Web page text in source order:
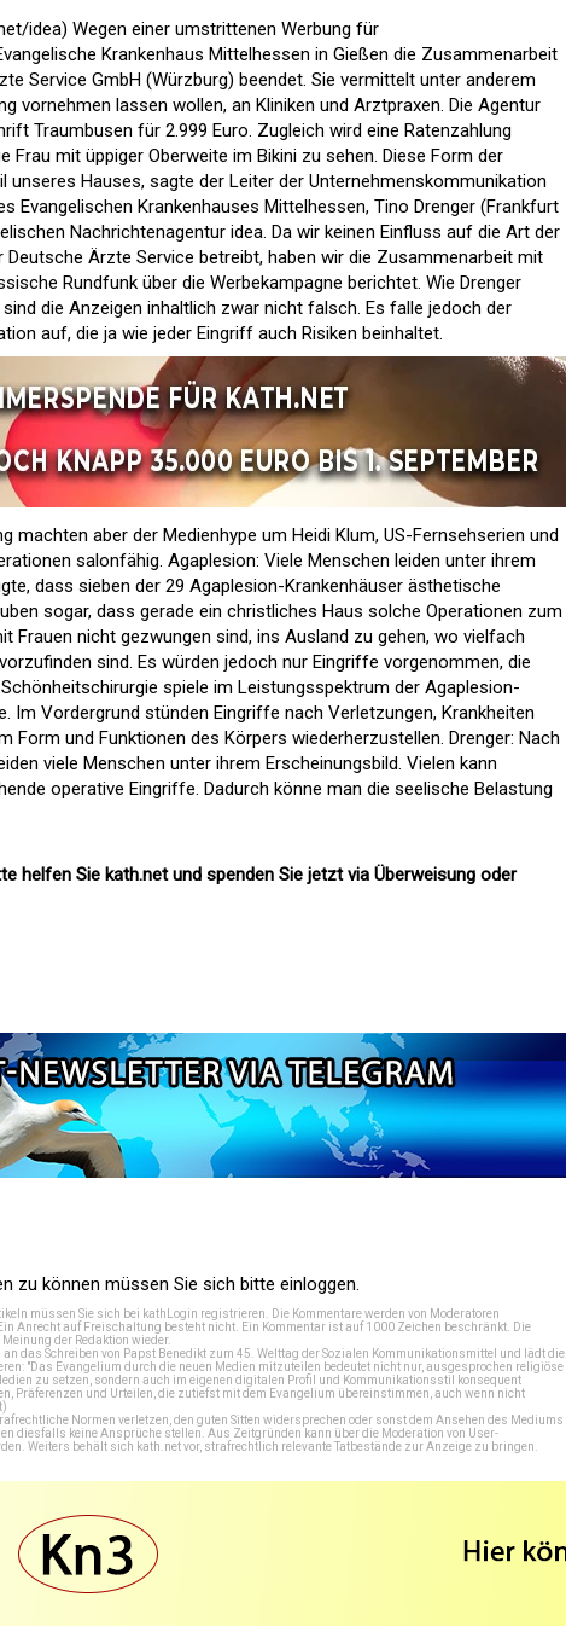
idea) Wegen einer umstrittenen Werbung für
Krankenhaus Mittelhessen in Gießen die Zusammenarbeit
Service GmbH (Würzburg) beendet. Sie vermittelt unter anderem
vornehmen lassen wollen, an Kliniken und Arztpraxen. Die Agentur
Traumbusen für 2.999 Euro. Zugleich wird eine Ratenzahlung
Frau mit üppiger Oberweite im Bikini zu sehen. Diese Form der
Hauses, sagte der Leiter der Unternehmenskommunikation
Evangelischen Krankenhauses Mittelhessen, Tino Drenger (Frankfurt
Nachrichtenagentur idea. Da wir keinen Einfluss auf die Art der
Deutsche Ärzte Service betreibt, haben wir die Zusammenarbeit mit
Rundfunk über die Werbekampagne berichtet. Wie Drenger
die Anzeigen inhaltlich zwar nicht falsch. Es falle jedoch der
auf, die ja wie jeder Eingriff auch Risiken beinhaltet.
aber der Medienhype um Heidi Klum, US-Fernsehserien und
salonfähig. Agaplesion: Viele Menschen leiden unter ihrem
dass sieben der 29 Agaplesion-Krankenhäuser ästhetische
sogar, dass gerade ein christliches Haus solche Operationen zum
Frauen nicht gezwungen sind, ins Ausland zu gehen, wo vielfach
sind. Es würden jedoch nur Eingriffe vorgenommen, die
spiele im Leistungsspektrum der Agaplesion-
Im Vordergrund stünden Eingriffe nach Verletzungen, Krankheiten
Form und Funktionen des Körpers wiederherzustellen. Drenger: Nach
viele Menschen unter ihrem Erscheinungsbild. Vielen kann
operative Eingriffe. Dadurch könne man die seelische Belastung
helfen Sie kath.net und spenden Sie jetzt via Überweisung oder
zu können müssen Sie sich bitte einloggen.
müssen Sie sich bei kathLogin registrieren . Die Kommentare werden von Moderatoren
Anrecht auf Freischaltung besteht nicht. Ein Kommentar ist auf 1000 Zeichen beschränkt. Die
der Redaktion wieder.
das Schreiben von Papst Benedikt zum 45. Welttag der Sozialen Kommunikationsmittel und lädt die
"Das Evangelium durch die neuen Medien mitzuteilen bedeutet nicht nur, ausgesprochen religiöse
zu setzen, sondern auch im eigenen digitalen Profil und Kommunikationsstil konsequent
Präferenzen und Urteilen, die zutiefst mit dem Evangelium übereinstimmen, auch wenn nicht
)
Normen verletzen, den guten Sitten widersprechen oder sonst dem Ansehen des Mediums
diesfalls keine Ansprüche stellen. Aus Zeitgründen kann über die Moderation von User-
Weiters behält sich kath.net vor, strafrechtlich relevante Tatbestände zur Anzeige zu bringen.